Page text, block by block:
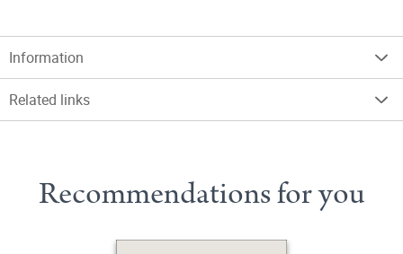
Information
Related links
Recommendations for you